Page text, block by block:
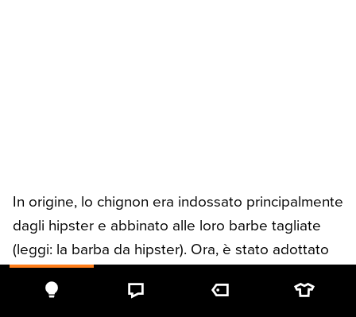
In origine, lo chignon era indossato principalmente
dagli hipster e abbinato alle loro barbe tagliate
(leggi: la barba da hipster). Ora, è stato adottato
dai non-hipster e visto come un’acconciatura
quotidiana.